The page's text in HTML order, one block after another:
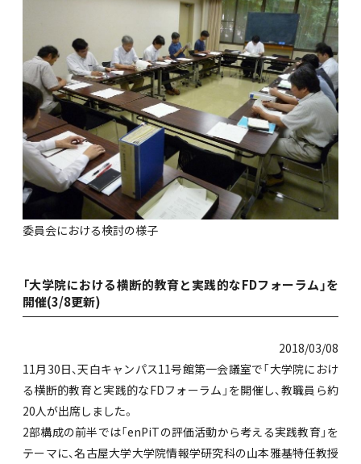
委員会における検討の様子
「大学院における横断的教育と実践的なFDフォーラム」を
開催(3/8更新)
2018/03/08
11月30日、天白キャンパス11号館第一会議室で「大学院におけ
る横断的教育と実践的なFDフォーラム」を開催し、教職員ら約
20人が出席しました。
2部構成の前半では「enPiTの評価活動から考える実践教育」を
テーマに、名古屋大学大学院情報学研究科の山本雅基特任教授